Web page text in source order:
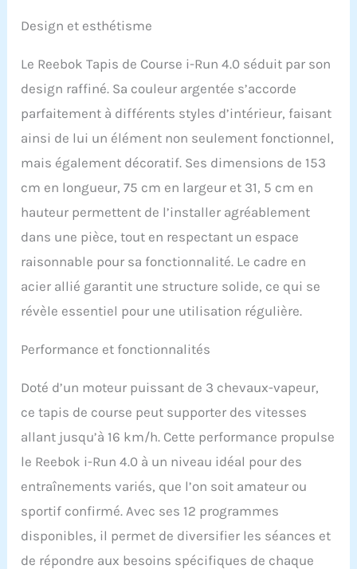
Design et esthétisme
Le Reebok Tapis de Course i-Run 4.0 séduit par son
design raffiné. Sa couleur argentée s’accorde
parfaitement à différents styles d’intérieur, faisant
ainsi de lui un élément non seulement fonctionnel,
mais également décoratif. Ses dimensions de 153
cm en longueur, 75 cm en largeur et 31, 5 cm en
hauteur permettent de l’installer agréablement
dans une pièce, tout en respectant un espace
raisonnable pour sa fonctionnalité. Le cadre en
acier allié garantit une structure solide, ce qui se
révèle essentiel pour une utilisation régulière.
Performance et fonctionnalités
Doté d’un moteur puissant de 3 chevaux-vapeur,
ce tapis de course peut supporter des vitesses
allant jusqu’à 16 km/h. Cette performance propulse
le Reebok i-Run 4.0 à un niveau idéal pour des
entraînements variés, que l’on soit amateur ou
sportif confirmé. Avec ses 12 programmes
disponibles, il permet de diversifier les séances et
de répondre aux besoins spécifiques de chaque